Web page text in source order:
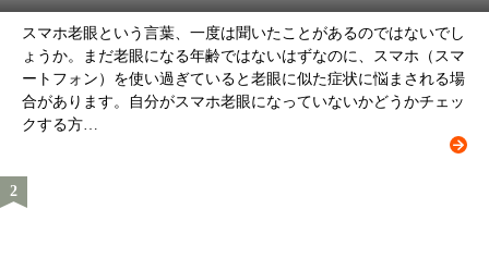
スマホ老眼という言葉、一度は聞いたことがあるのではないでし
ょうか。まだ老眼になる年齢ではないはずなのに、スマホ（スマ
ートフォン）を使い過ぎていると老眼に似た症状に悩まされる場
合があります。自分がスマホ老眼になっていないかどうかチェッ
クする方…